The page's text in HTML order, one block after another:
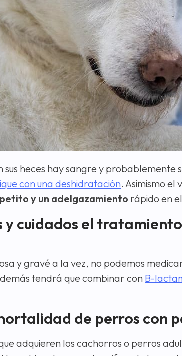
sus heces hay sangre y
con una deshidratación. Asimismo
y un adelgazamiento rápido en
y cuidados el
y gravé a la vez, no podemos
tendrá que combinar con B-
de perros con
adquieren los cachorros o perros